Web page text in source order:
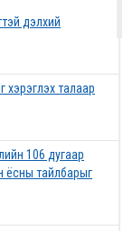
дэлхий
хэрэглэх талаар
106 дугаар
ёсны тайлбарыг